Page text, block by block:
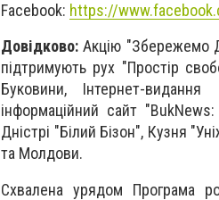
Facеbook: https://
Довідково: Акцію "Збережемо
підтримують рух "Простір
Буковини, Інтернет-
інформаційний сайт
Дністрі "Білий Бізон", Кузня
та Молдови.
Схвалена урядом Програма